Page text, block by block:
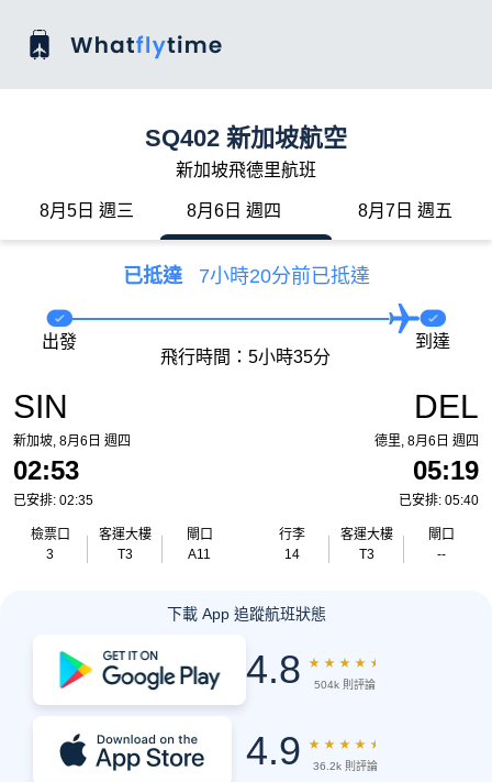
SQ402 新加坡航空
新加坡飛德里航班
8月5日 週三 8月6日 週四 8月7日 週五
已抵達 7小時20分前已抵達
SIN
新加坡, 8月6日 週四
02:53
已安排: 02:35
檢票口
3
客運大樓
T3
閘口
A11
出發
飛行時間：5小時35分
到達
DEL
德里, 8月6日 週四
05:19
已安排: 05:40
行李
14
客運大樓
T3
閘口
--
下載 App 追蹤航班狀態
4.8 ★ ★ ★ ★ ★
504k 則評論
4.9 ★ ★ ★ ★ ★
36.2k 則評論